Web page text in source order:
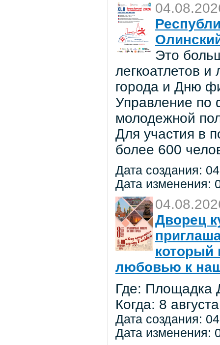
Это
легкоатлетов
города и Дню
Управление по
молодежной
Для участия в
более 600
Дата создания:
Дата изменения:
Дворец
который
любовью к
Где: Площадка
Когда: 8
Дата создания:
Дата изменения: